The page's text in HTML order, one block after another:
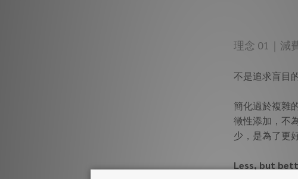
理念 01｜減
不是追求盲目
簡化過於複雜
徵性添加，不
少，是為了更好
Less, but